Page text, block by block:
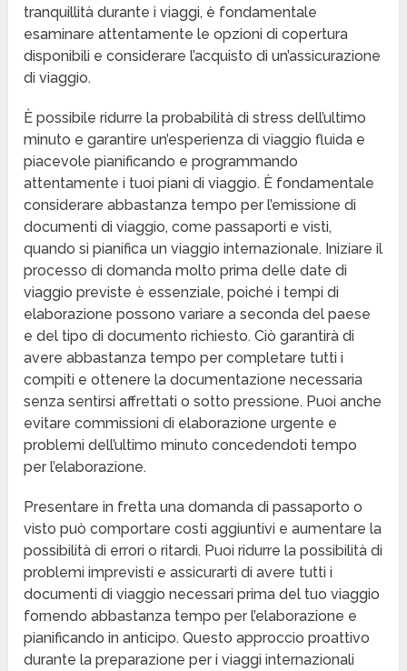
tranquillità durante i viaggi, è fondamentale
esaminare attentamente le opzioni di copertura
disponibili e considerare l’acquisto di un’assicurazione
di viaggio.
È possibile ridurre la probabilità di stress dell’ultimo
minuto e garantire un’esperienza di viaggio fluida e
piacevole pianificando e programmando
attentamente i tuoi piani di viaggio. È fondamentale
considerare abbastanza tempo per l’emissione di
documenti di viaggio, come passaporti e visti,
quando si pianifica un viaggio internazionale. Iniziare il
processo di domanda molto prima delle date di
viaggio previste è essenziale, poiché i tempi di
elaborazione possono variare a seconda del paese
e del tipo di documento richiesto. Ciò garantirà di
avere abbastanza tempo per completare tutti i
compiti e ottenere la documentazione necessaria
senza sentirsi affrettati o sotto pressione. Puoi anche
evitare commissioni di elaborazione urgente e
problemi dell’ultimo minuto concedendoti tempo
per l’elaborazione.
Presentare in fretta una domanda di passaporto o
visto può comportare costi aggiuntivi e aumentare la
possibilità di errori o ritardi. Puoi ridurre la possibilità di
problemi imprevisti e assicurarti di avere tutti i
documenti di viaggio necessari prima del tuo viaggio
fornendo abbastanza tempo per l’elaborazione e
pianificando in anticipo. Questo approccio proattivo
durante la preparazione per i viaggi internazionali